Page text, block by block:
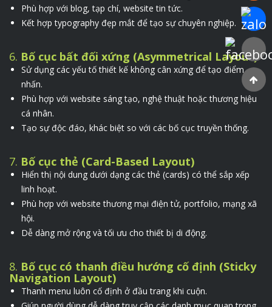
Chat
Phù hợp với blog, tạp chí, website tin tức.
Kết hợp typography đẹp mắt để tạo sự chuyên nghiệp.
6. Bố cục bất đối xứng (Asymmetrical Layout)
Sử dụng các yếu tố thiết kế không cân xứng để tạo điểm
nhấn.
Phù hợp với website sáng tạo, nghệ thuật hoặc thương hiệu
cá nhân.
Tạo sự độc đáo, khác biệt so với các bố cục truyền thống.
7. Bố cục thẻ (Card-Based Layout)
Hiển thị nội dung dưới dạng các thẻ (cards) có thể sắp xếp
linh hoạt.
Phù hợp với website thương mại điện tử, portfolio, mạng xã
hội.
Dễ dàng mở rộng và tối ưu cho thiết bị di động.
8. Bố cục có thanh điều hướng cố định (Sticky
Navigation Layout)
Thanh menu luôn cố định ở đầu trang khi cuộn.